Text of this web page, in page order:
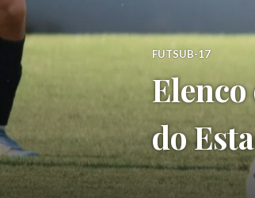
FUTSUB-17
do